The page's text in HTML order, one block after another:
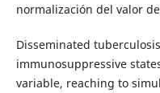
normalización del valor
Disseminated
immunosuppressive
variable, reaching to